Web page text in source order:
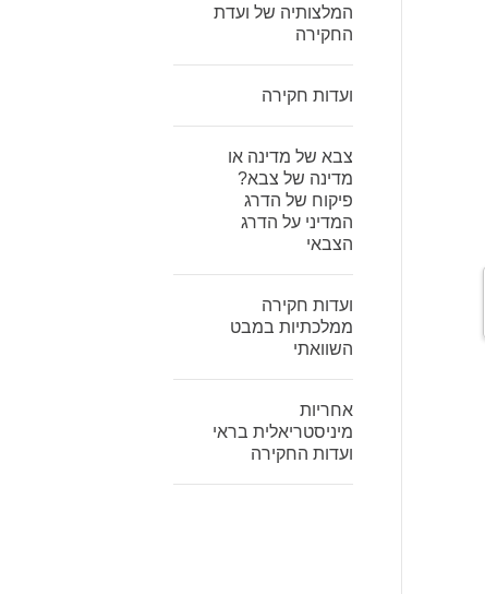
המלצותיה של ועדת
החקירה
ועדות חקירה
צבא של מדינה או
מדינה של צבא?
פיקוח של הדרג
המדיני על הדרג
הצבאי
ועדות חקירה
ממלכתיות במבט
השוואתי
אחריות
מיניסטריאלית בראי
ועדות החקירה